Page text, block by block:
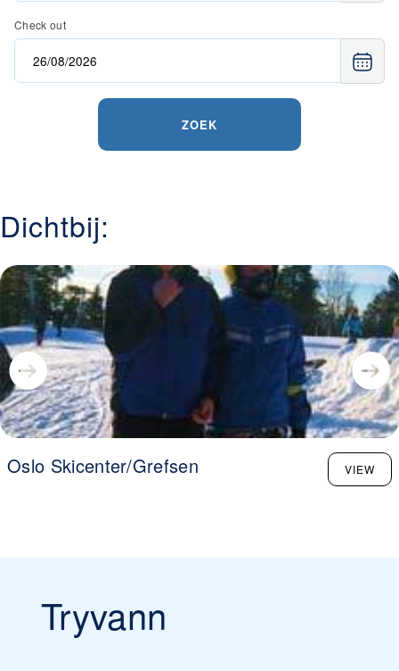
Scandinavische winterervaring.
Check out
ZOEK
Dichtbij:
Oslo Skicenter/Grefsen VIEW
Tryvann